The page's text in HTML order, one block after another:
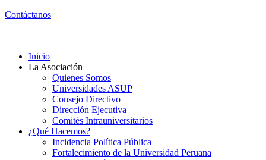
Contáctanos
Inicio
La Asociación
Quienes Somos
Universidades ASUP
Consejo Directivo
Dirección Ejecutiva
Comités Intrauniversitarios
¿Qué Hacemos?
Incidencia Política Pública
Fortalecimiento de la Universidad Peruana